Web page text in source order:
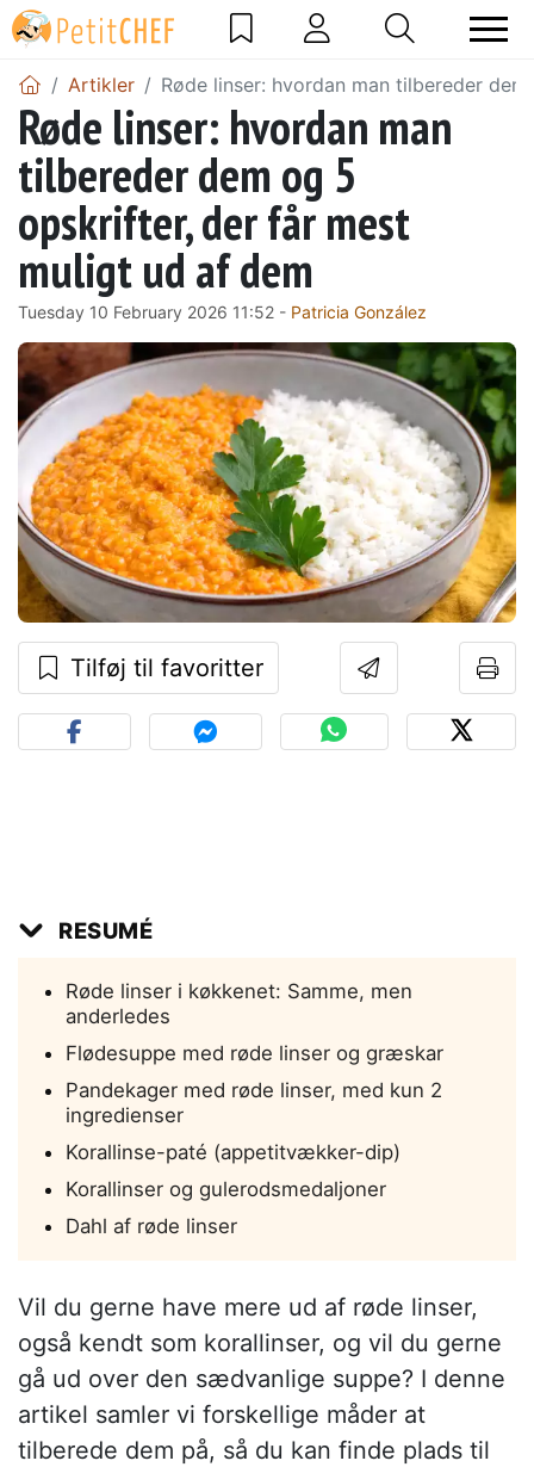
Artikler Røde linser: hvordan man tilbereder
Røde linser: hvordan man
tilbereder dem og 5
opskrifter, der får mest
muligt ud af dem
Tuesday 10 February 2026 11:52 - Patricia González
Tilføj til favoritter
RESUMÉ
Røde linser i køkkenet: Samme, men
anderledes
Flødesuppe med røde linser og græskar
Pandekager med røde linser, med kun 2
ingredienser
Korallinse-paté (appetitvækker-dip)
Korallinser og gulerodsmedaljoner
Dahl af røde linser
Vil du gerne have mere ud af røde linser,
også kendt som korallinser, og vil du gerne
gå ud over den sædvanlige suppe? I denne
artikel samler vi forskellige måder at
tilberede dem på, så du kan finde plads til